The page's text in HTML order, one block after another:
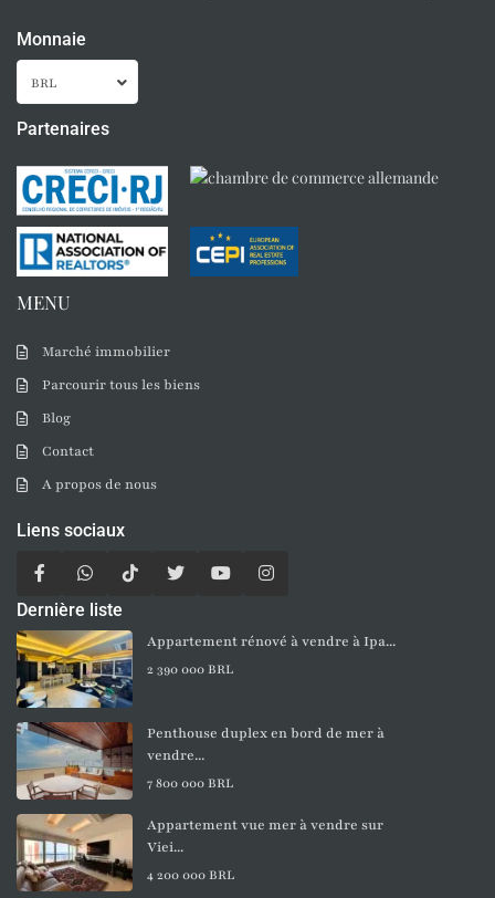
Monnaie
BRL
Partenaires
MENU
Marché immobilier
Parcourir tous les biens
Blog
Contact
A propos de nous
Liens sociaux
Dernière liste
Appartement rénové à vendre à Ipa...
2 390 000 BRL
Penthouse duplex en bord de mer à
vendre...
7 800 000 BRL
Appartement vue mer à vendre sur
Viei...
4 200 000 BRL